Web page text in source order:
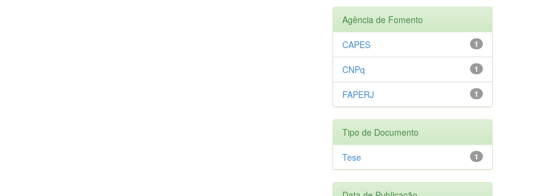
Agência de Fomento
1
CAPES
1
CNPq
1
FAPERJ
Tipo de Documento
1
Tese